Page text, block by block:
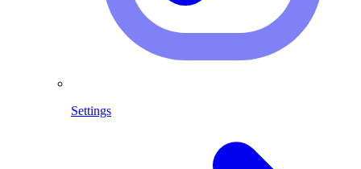
Settings